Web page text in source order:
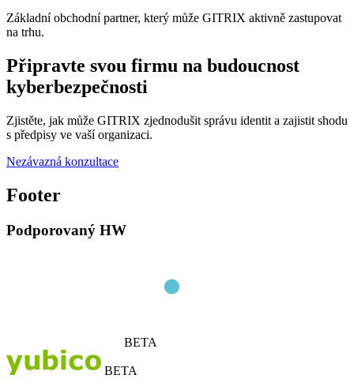
Základní obchodní partner, který může GITRIX aktivně zastupovat
na trhu.
Připravte svou firmu na budoucnost
kyberbezpečnosti
Zjistěte, jak může GITRIX zjednodušit správu identit a zajistit shodu
s předpisy ve vaší organizaci.
Nezávazná konzultace
Footer
Podporovaný HW
BETA
BETA